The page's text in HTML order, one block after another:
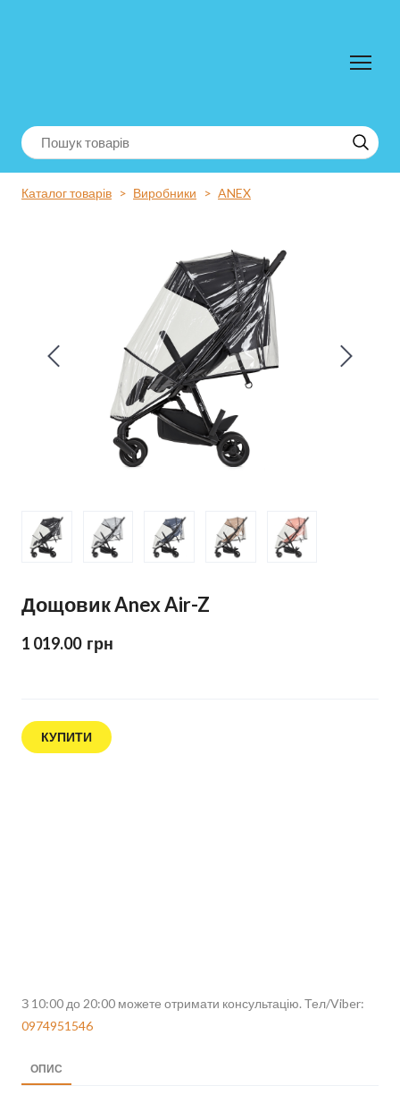
Каталог товарів Виробники ANEX
Дощовик Anex Air-Z
1 019.00  грн
КУПИТИ
З 10:00 до 20:00 можете отримати консультацію. Тел/Viber:
0974951546
ОПИС